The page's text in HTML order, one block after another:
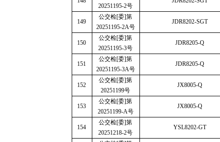
20251195-2号
149
公交检[委]第
20251195-2A号
JDR8202-SGT
150
公交检[委]第
20251195-3号
JDR8205-Q
151
公交检[委]第
20251195-3A号
JDR8205-Q
152
公交检[委]第
20251199号
JX8005-Q
153
公交检[委]第
20251199-A号
JX8005-Q
154
公交检[委]第
20251218-2号
YSL8202-GT